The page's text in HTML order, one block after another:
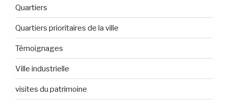
Quartiers
Quartiers prioritaires de la ville
Témoignages
Ville industrielle
visites du patrimoine